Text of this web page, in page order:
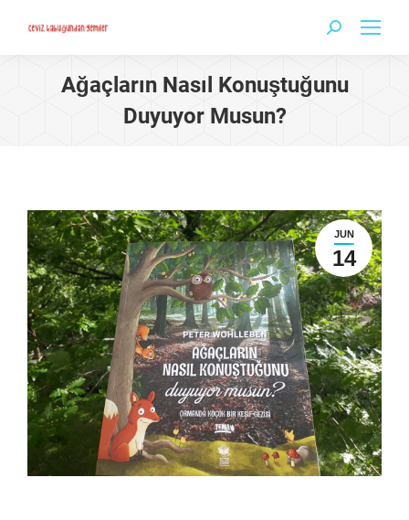
Search:
Ağaçların Nasıl Konuştuğunu
Duyuyor Musun?
JUN
14